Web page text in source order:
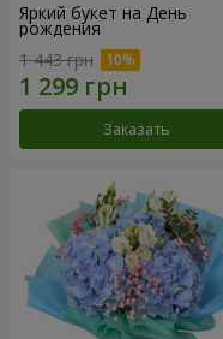
Яркий букет на День
рождения
1 443 грн
Заказать